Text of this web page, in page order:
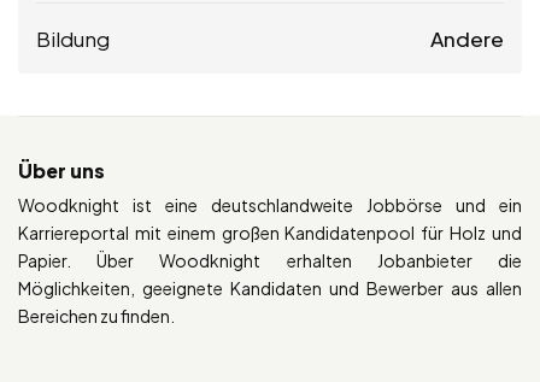
Bildung Andere
Über uns
Woodknight ist eine deutschlandweite Jobbörse und ein
Karriereportal mit einem großen Kandidatenpool für Holz und
Papier. Über Woodknight erhalten Jobanbieter die
Möglichkeiten, geeignete Kandidaten und Bewerber aus allen
Bereichen zu finden.